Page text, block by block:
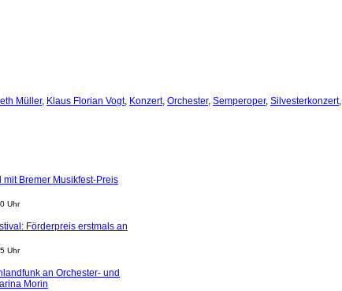
Müller, Klaus Florian Vogt, Konzert, Orchester, Semperoper, Silvesterkonzert,
Bremer Musikfest-Preis
Uhr
Förderpreis erstmals an
Uhr
an Orchester- und
Morin